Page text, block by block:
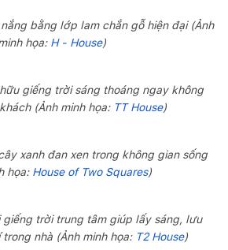
bằng lớp lam chắn gỗ hiện đại (Ảnh
họa: H - House)
giếng trời sáng thoáng ngay không
(Ảnh minh họa: TT House)
xanh đan xen trong không gian sống
họa: House of Two Squares)
giếng trời trung tâm giúp lấy sáng, lưu
nhà (Ảnh minh họa: T2 House)